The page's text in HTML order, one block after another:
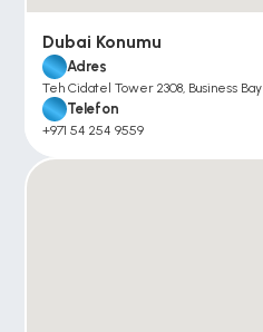
Dubai Konumu
Adres
Teh Cidatel Tower 2308, Business Bay
Telefon
+971 54 254 9559